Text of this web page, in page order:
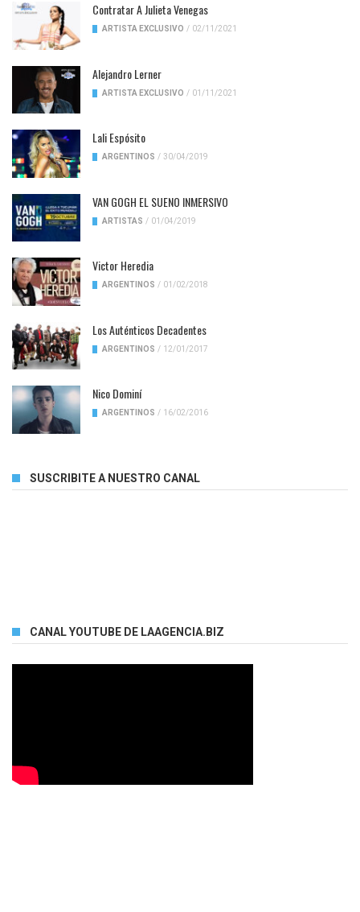
Contratar A Julieta Venegas
ARTISTA EXCLUSIVO / 02/11/2021
Alejandro Lerner
ARTISTA EXCLUSIVO / 01/11/2021
Lali Espósito
ARGENTINOS / 30/04/2019
VAN GOGH EL SUENO INMERSIVO
ARTISTAS / 01/04/2019
Victor Heredia
ARGENTINOS / 01/02/2018
Los Auténticos Decadentes
ARGENTINOS / 12/01/2017
Nico Dominí
ARGENTINOS / 16/02/2016
SUSCRIBITE A NUESTRO CANAL
CANAL YOUTUBE DE LAAGENCIA.BIZ